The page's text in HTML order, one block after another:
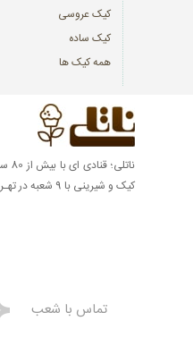
کیک عروسی
کیک ساده
همه کیک ها
کیک و شیرینی با 9 شعبه در تهـران است.
تماس با شعب